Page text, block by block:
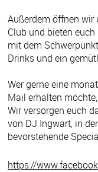
Außerdem öffnen
Club und bieten
mit dem
Drinks und ein
Wer gerne eine
Mail erhalten
Wir versorgen euch
von DJ Ingwart, in
bevorstehende
https://